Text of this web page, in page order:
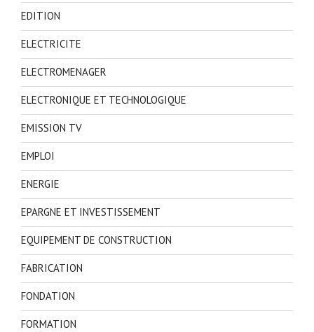
EDITION
ELECTRICITE
ELECTROMENAGER
ELECTRONIQUE ET TECHNOLOGIQUE
EMISSION TV
EMPLOI
ENERGIE
EPARGNE ET INVESTISSEMENT
EQUIPEMENT DE CONSTRUCTION
FABRICATION
FONDATION
FORMATION